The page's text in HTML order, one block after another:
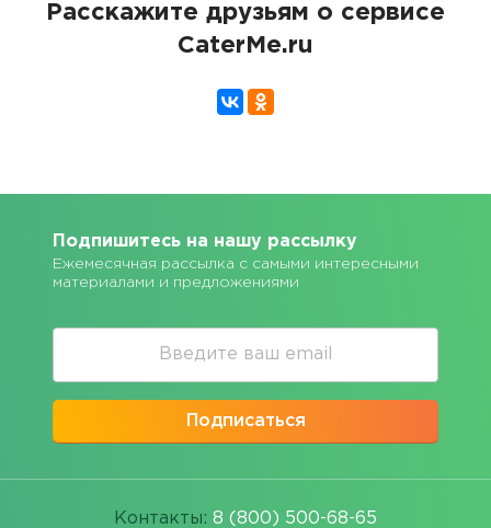
Расскажите друзьям о сервисе
CaterMe.ru
Подпишитесь на нашу рассылку
Ежемесячная рассылка с самыми интересными
материалами и предложениями
Подписаться
Контакты: 8 (800) 500-68-65